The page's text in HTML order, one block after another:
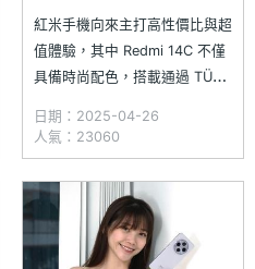
通路最低價格一次看
(2025.4)
紅米手機向來主打高性價比與超
值體驗，其中 Redmi 14C 不僅
具備時尚配色，搭載通過 TÜV
的 6.88 吋大螢幕，隨時提供沉
浸式的追劇體驗，結
合 5,160mAh 大容量電池，更
能滿足一整天的續航需求。究竟
Redmi 14C 目前
日期：2025-04-26
人氣：23060